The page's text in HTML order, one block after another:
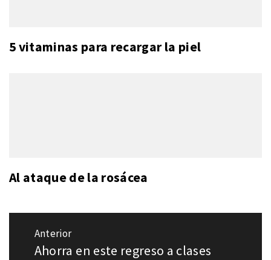
5 vitaminas para recargar la piel
Al ataque de la rosácea
Navegación
Anterior
Entrada
Ahorra en este regreso a clases